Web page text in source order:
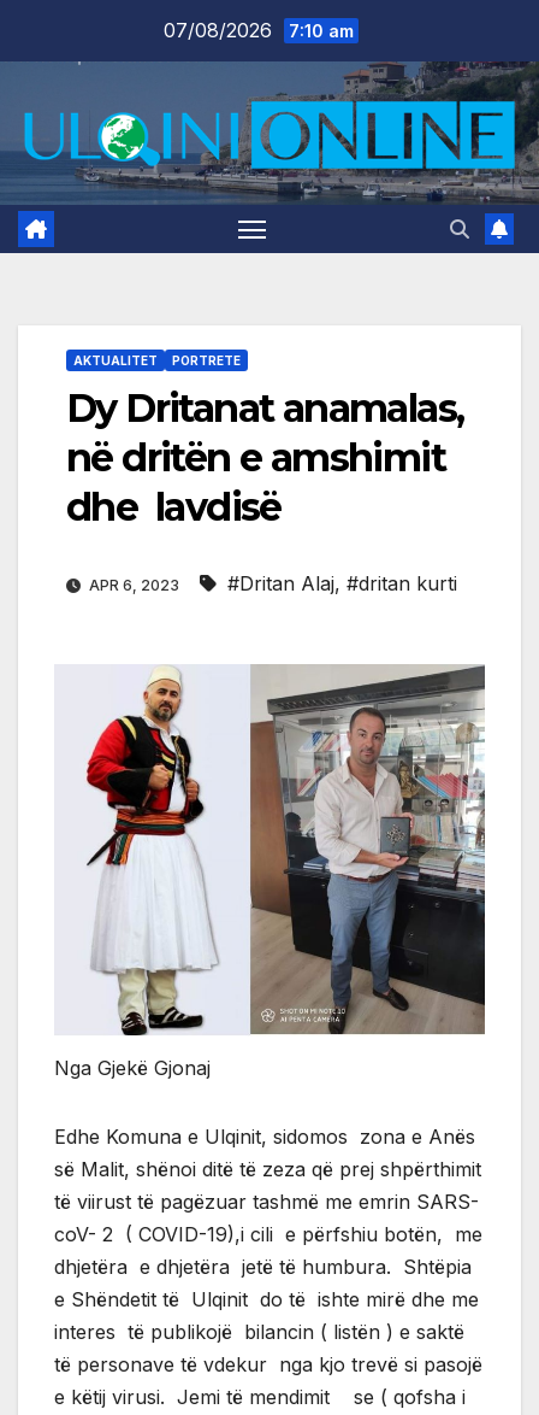
07/08/2026 7:10 am
AKTUALITET PORTRETE
Dy Dritanat anamalas,
në dritën e amshimit
dhe lavdisë
APR 6, 2023 #Dritan Alaj, #dritan kurti
Nga Gjekë Gjonaj
Edhe Komuna e Ulqinit, sidomos zona e Anës
së Malit, shënoi ditë të zeza që prej shpërthimit
të viirust të pagëzuar tashmë me emrin SARS-
coV- 2 ( COVID-19),i cili e përfshiu botën, me
dhjetëra e dhjetëra jetë të humbura. Shtëpia
e Shëndetit të Ulqinit do të ishte mirë dhe me
interes të publikojë bilancin ( listën ) e saktë
të personave të vdekur nga kjo trevë si pasojë
e këtij virusi. Jemi të mendimit se ( qofsha i